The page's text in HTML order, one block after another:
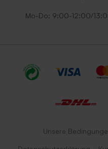
Mo-Do: 9:00-12:00/
Unsere